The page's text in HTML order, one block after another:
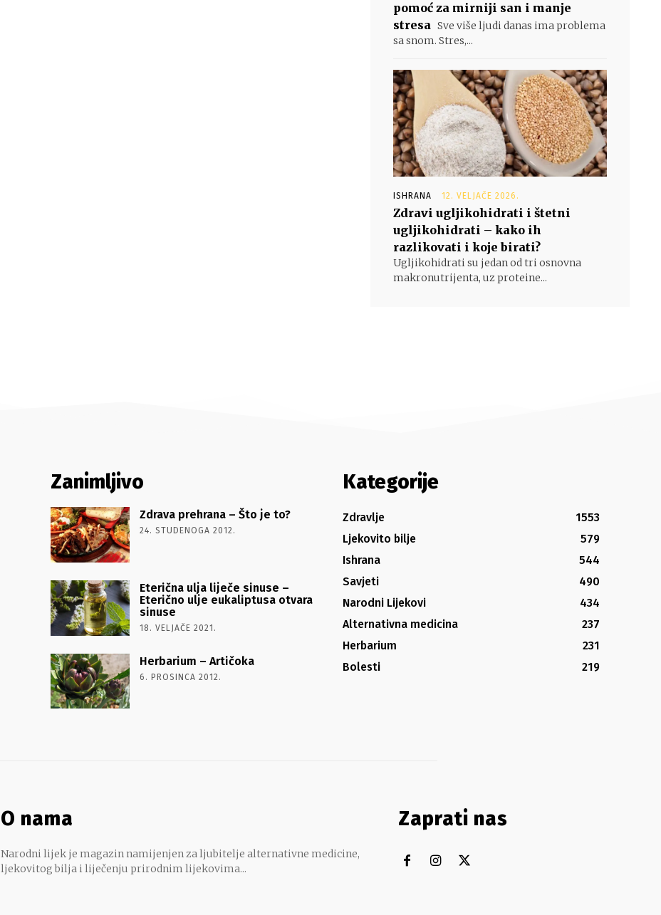
pomoć za mirniji san i manje
stresa Sve više ljudi danas ima problema
sa snom. Stres,...
ISHRANA 12. VELJAČE 2026.
Zdravi ugljikohidrati i štetni
ugljikohidrati – kako ih
razlikovati i koje birati?
Ugljikohidrati su jedan od tri osnovna
makronutrijenta, uz proteine...
Zanimljivo
Zdrava prehrana – Što je to?
24. STUDENOGA 2012.
Eterična ulja liječe sinuse –
Eterično ulje eukaliptusa otvara
sinuse
18. VELJAČE 2021.
Herbarium – Artičoka
6. PROSINCA 2012.
Kategorije
Zdravlje
1553
Ljekovito bilje
579
Ishrana
544
Savjeti
490
Narodni Lijekovi
434
Alternativna medicina
237
Herbarium
231
Bolesti
219
O nama
Narodni lijek je magazin namijenjen za ljubitelje alternativne medicine,
ljekovitog bilja i liječenju prirodnim lijekovima...
Zaprati nas